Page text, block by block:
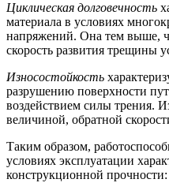
Циклическая долговечность
материала в условиях
напряжений. Она тем выше,
скорость развития трещины
Износостойкость
разрушению поверхности
воздействием силы трения.
величиной, обратной
Таким образом,
условиях эксплуатации
конструкционной прочности: